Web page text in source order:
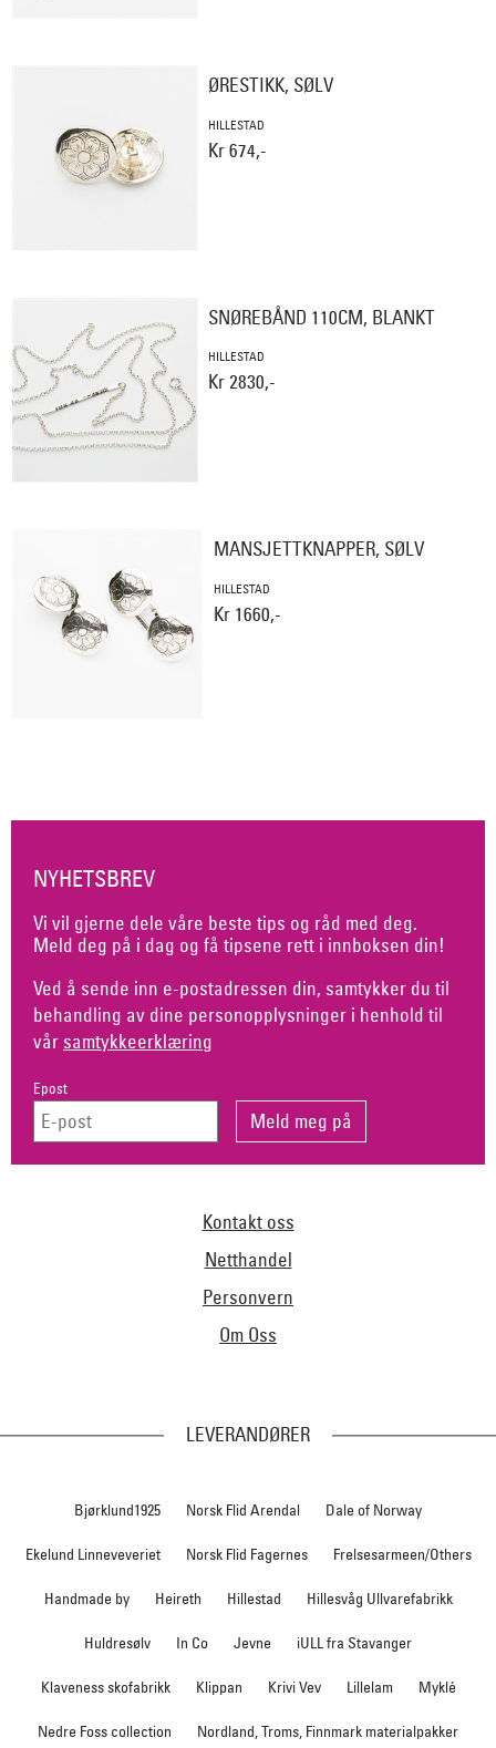
ØRESTIKK, SØLV
HILLESTAD
Kr 674,-
SNØREBÅND 110CM, BLANKT
HILLESTAD
Kr 2830,-
MANSJETTKNAPPER, SØLV
HILLESTAD
Kr 1660,-
NYHETSBREV
Vi vil gjerne dele våre beste tips og råd med deg.
Meld deg på i dag og få tipsene rett i innboksen din!
Ved å sende inn e-postadressen din, samtykker du til
behandling av dine personopplysninger i henhold til
vår samtykkeerklæring
Epost
Kontakt oss
Netthandel
Personvern
Om Oss
LEVERANDØRER
Bjørklund1925 Norsk Flid Arendal Dale of Norway
Ekelund Linneveveriet Norsk Flid Fagernes Frelsesarmeen/Others
Handmade by Heireth Hillestad Hillesvåg Ullvarefabrikk
Huldresølv In Co Jevne iULL fra Stavanger
Klaveness skofabrikk Klippan Krivi Vev Lillelam Myklé
Nedre Foss collection Nordland, Troms, Finnmark materialpakker